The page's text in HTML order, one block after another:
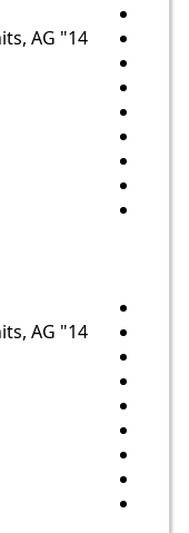
14" WUXGA (1920x1200) IPS 300nits, AG
14" WUXGA (1920x1200) IPS 300nits, AG